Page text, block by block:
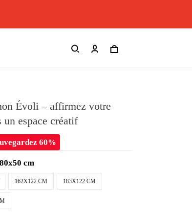
Évoli – affirmez votre
un espace créatif
60%
80x50 cm
162X122 CM 183X122 CM